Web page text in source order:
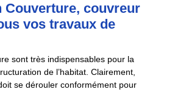
Couverture, couvreur
vos travaux de
sont très indispensables pour la
de l’habitat. Clairement,
se dérouler conformément pour